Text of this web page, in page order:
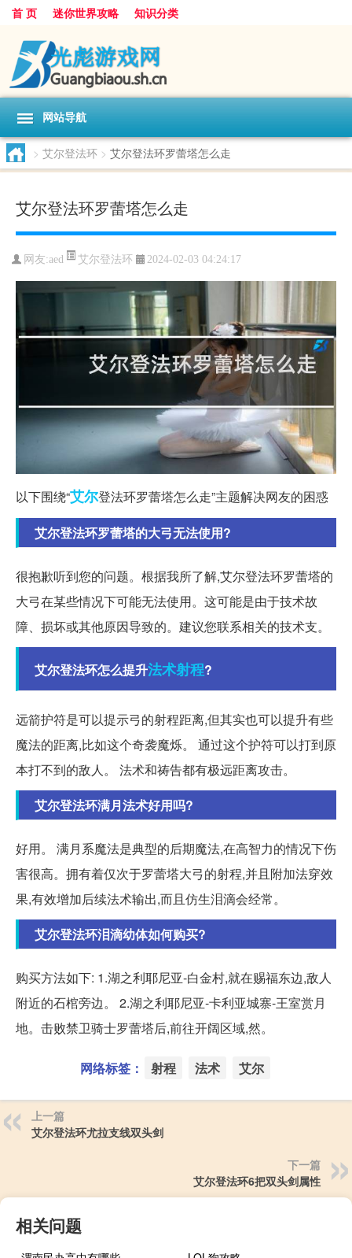
首 页 迷你世界攻略 知识分类
网站导航
> 艾尔登法环 > 艾尔登法环罗蕾塔怎么走
艾尔登法环罗蕾塔怎么走
网友:aed 艾尔登法环 2024-02-03 04:24:17
以下围绕“艾尔登法环罗蕾塔怎么走”主题解决网友的困惑
艾尔登法环罗蕾塔的大弓无法使用?
很抱歉听到您的问题。根据我所了解,艾尔登法环罗蕾塔的
大弓在某些情况下可能无法使用。这可能是由于技术故
障、损坏或其他原因导致的。建议您联系相关的技术支。
艾尔登法环怎么提升法术射程?
远箭护符是可以提示弓的射程距离,但其实也可以提升有些
魔法的距离,比如这个奇袭魔烁。 通过这个护符可以打到原
本打不到的敌人。 法术和祷告都有极远距离攻击。
艾尔登法环满月法术好用吗?
好用。 满月系魔法是典型的后期魔法,在高智力的情况下伤
害很高。拥有着仅次于罗蕾塔大弓的射程,并且附加法穿效
果,有效增加后续法术输出,而且仿生泪滴会经常。
艾尔登法环泪滴幼体如何购买?
购买方法如下: 1.湖之利耶尼亚-白金村,就在赐福东边,敌人
附近的石棺旁边。 2.湖之利耶尼亚-卡利亚城寨-王室赏月
地。击败禁卫骑士罗蕾塔后,前往开阔区域,然。
网络标签： 射程 法术 艾尔
上一篇
艾尔登法环尤拉支线双头剑
下一篇
艾尔登法环6把双头剑属性
相关问题